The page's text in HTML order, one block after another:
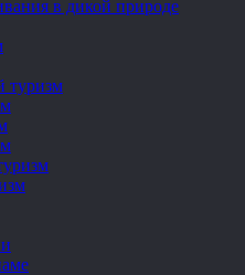
в дикой природе
туризм